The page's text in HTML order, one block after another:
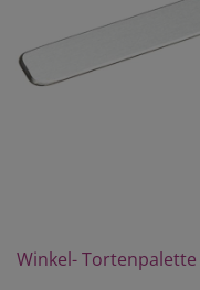
Winkel-